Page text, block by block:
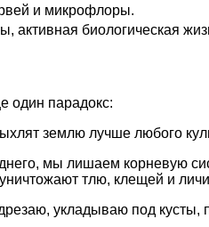
и микрофлоры.
активная биологическая
один парадокс:
землю лучше любого
мы лишаем корневую
тлю, клещей и
укладываю под кусты,